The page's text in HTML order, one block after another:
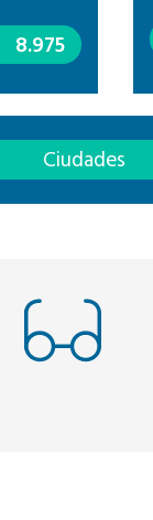
8.975
Ciudades